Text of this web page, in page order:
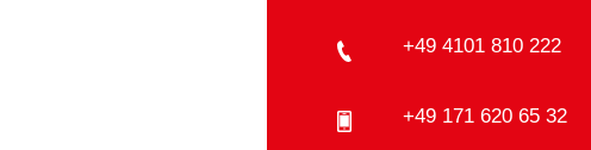
+49 4101 810 222
+49 171 620 65 32